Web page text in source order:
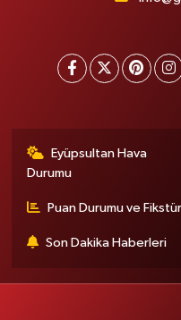
Eyüpsultan Hava
Durumu
Puan Durumu ve Fikstür
Son Dakika Haberleri